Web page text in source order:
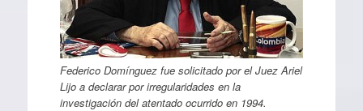
Federico Domínguez fue solicitado por el Juez Ariel
Lijo a declarar por irregularidades en la
investigación del atentado ocurrido en 1994.